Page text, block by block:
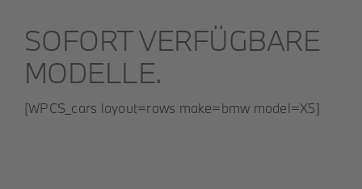
SOFORT VERFÜGBARE
MODELLE.
[WPCS_cars layout=rows make=bmw model=X5]